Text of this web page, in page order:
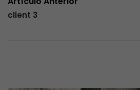
client 3